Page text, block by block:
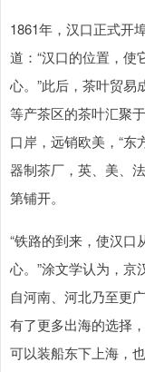
1861年，汉口正式开
道：“汉口的位置，使
心。”此后，茶叶贸易
等产茶区的茶叶汇聚
口岸，远销欧美，“东
器制茶厂，英、美、
第铺开。
“铁路的到来，使汉口
心。”涂文学认为，京
自河南、河北乃至更
有了更多出海的选择
可以装船东下上海，